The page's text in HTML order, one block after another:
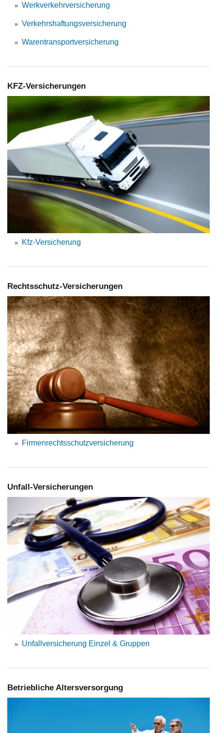
Werkverkehrversicherung
Verkehrshaftungsversicherung
Warentransportversicherung
KFZ-Versicherungen
Kfz-Versicherung
Rechtsschutz-Versicherungen
Firmenrechtsschutzversicherung
Unfall-Versicherungen
Unfallversicherung Einzel & Gruppen
Betriebliche Altersversorgung